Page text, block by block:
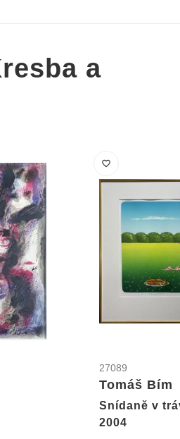
a
27089
Tomáš Bím
Snídaně v
2004